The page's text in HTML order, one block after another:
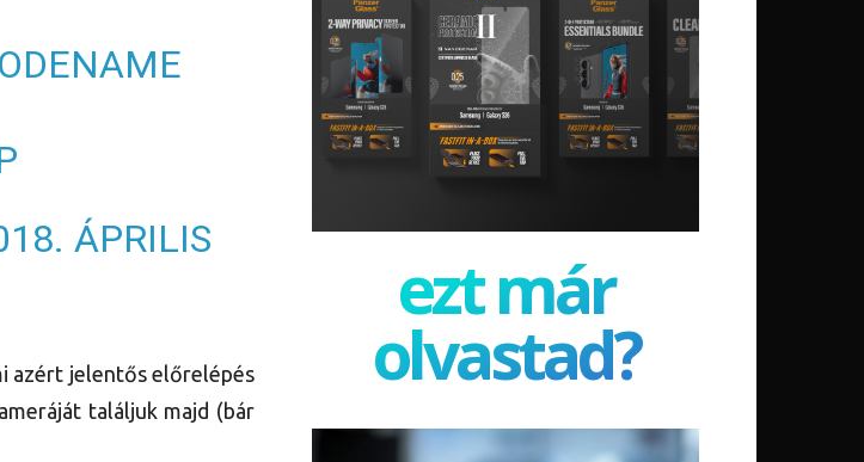
ÁPRILIS
azért jelentős előrelépés
találjuk majd (bár
ezt már
olvastad?